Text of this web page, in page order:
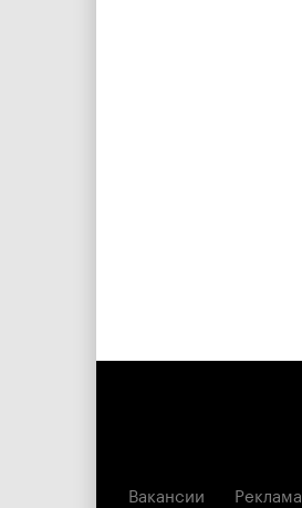
Вакансии Реклама